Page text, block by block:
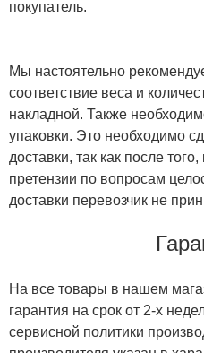
покупатель.
Мы настоятельно
соответствие веса и
накладной. Также
упаковки. Это необходимо
доставки, так как после
претензии по вопросам
доставки перевозчик не
На все товары в нашем
гарантия на срок от 2-х
сервисной политики